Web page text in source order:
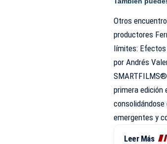
Otros
productores
límites: Efectos
por Andrés
primera edición
emergentes y
Leer Más